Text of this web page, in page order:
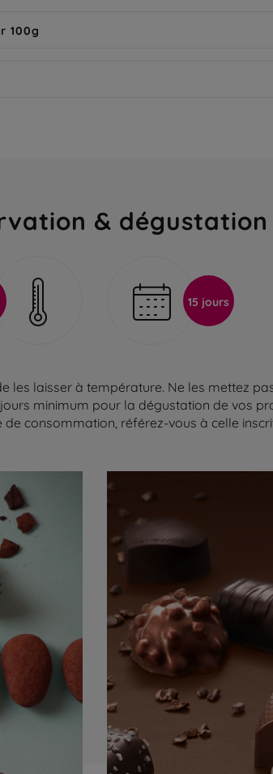
100g
& dégustation
15 jours
les laisser à température. Ne les mettez
minimum pour la dégustation de vos
consommation, référez-vous à celle